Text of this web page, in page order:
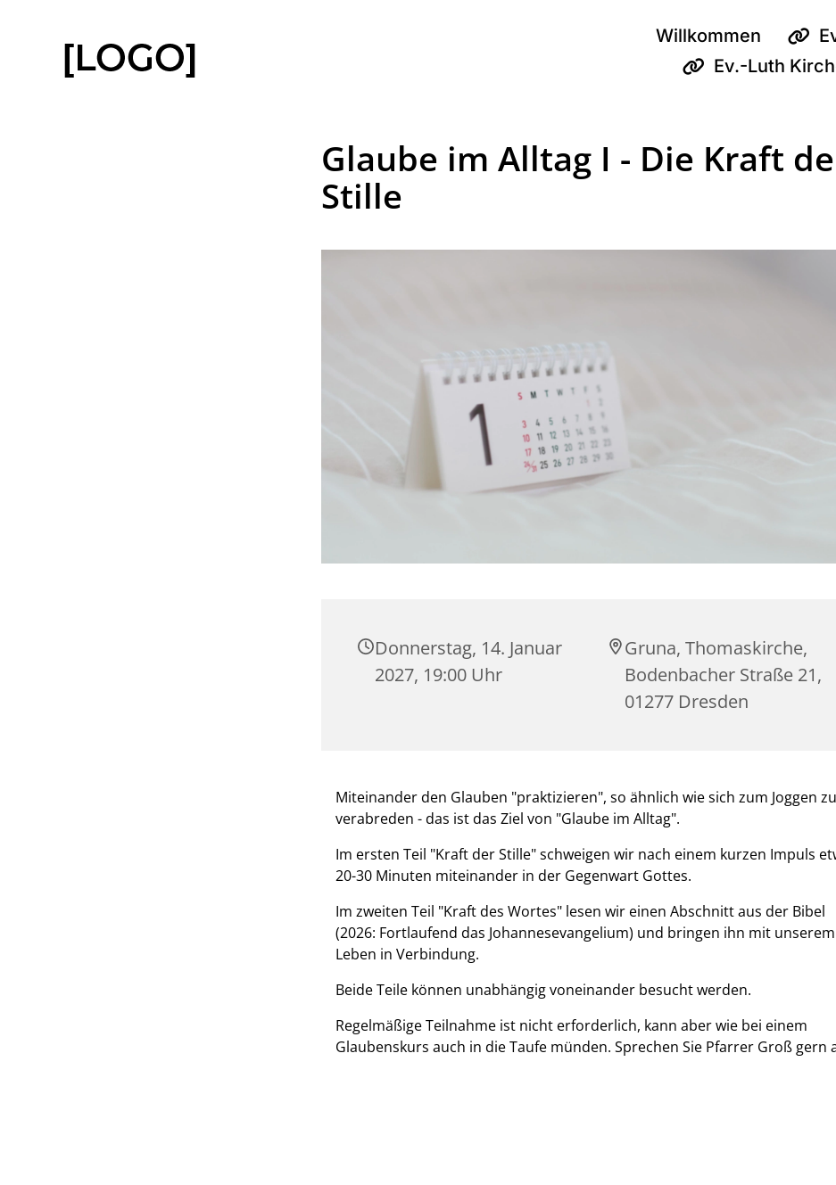
Willkommen
Ev.-Luth
Glaube im Alltag I - Die Kraft
Stille
Donnerstag, 14. Januar
2027, 19:00 Uhr
Gruna, Thomaskirche,
Bodenbacher Straße 21,
01277 Dresden
Miteinander den Glauben "praktizieren", so ähnlich wie sich zum Joggen zu
verabreden - das ist das Ziel von "Glaube im Alltag".
Im ersten Teil "Kraft der Stille" schweigen wir nach einem kurzen Impuls
20-30 Minuten miteinander in der Gegenwart Gottes.
Im zweiten Teil "Kraft des Wortes" lesen wir einen Abschnitt aus der Bibel
(2026: Fortlaufend das Johannesevangelium) und bringen ihn mit unserem
Leben in Verbindung.
Beide Teile können unabhängig voneinander besucht werden.
Regelmäßige Teilnahme ist nicht erforderlich, kann aber wie bei einem
Glaubenskurs auch in die Taufe münden. Sprechen Sie Pfarrer Groß gern